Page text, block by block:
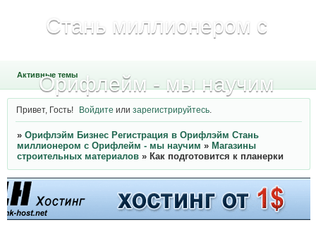
Стань миллионером с
Орифлейм - мы научим
Активные темы
Привет, Гость! Войдите илизарегистрируйтесь
» Орифлэйм Бизнес Регистрация в Орифлэйм Стань
миллионером с Орифлейм - мы научим » Магазины
строительных материалов » Как подготовится к планерки